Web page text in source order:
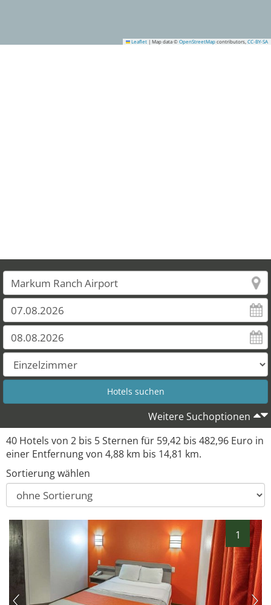
Leaflet | Map data © OpenStreetMap contributors, CC-BY-SA
Weitere Suchoptionen
40 Hotels von 2 bis 5 Sternen für 59,42 bis 482,96 Euro in
einer Entfernung von 4,88 km bis 14,81 km.
Sortierung wählen
1